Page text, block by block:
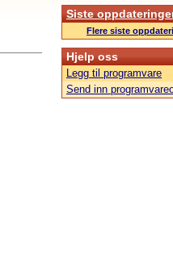
Siste
Flere siste
Hjelp oss
Legg til programvare
Send inn